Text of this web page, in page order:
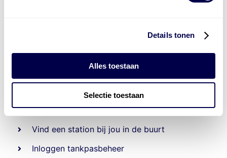
Details tonen
Alles toestaan
Selectie toestaan
tankstationsen duizenden
laadpassen
Den Hartog tank- en laadpas
Vind een station bij jou in de buurt
Inloggen tankpasbeheer